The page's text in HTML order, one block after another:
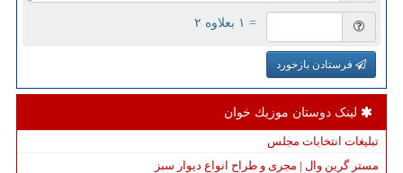
= ۱ بعلاوه ۲
فرستادن بازخورد
لینک دوستان موزیك خوان
تبلیغات انتخابات مجلس
مستر گرین وال | مجری و طراح انواع دیوار سبز